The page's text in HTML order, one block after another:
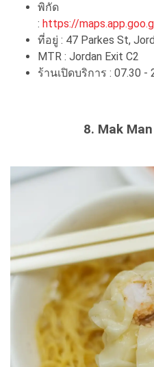
พิกัด
: https://
ที่อยู่ : 47 Parkes St,
MTR : Jordan Exit C2
ร้านเปิดบริการ : 07.30
8. Mak